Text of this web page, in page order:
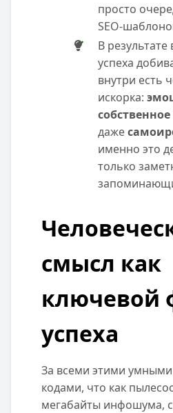
просто
SEO-
В результате
успеха
внутри есть
искорка:
даже
именно это
только
смысл как
ключевой
успеха
За всеми этими
кодами, что как
мегабайты инфошума,